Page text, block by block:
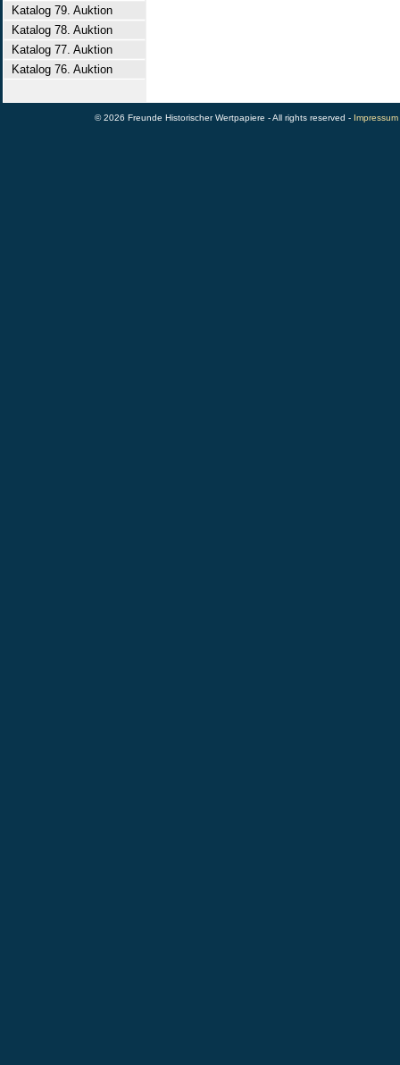
Katalog 79. Auktion
Katalog 78. Auktion
Katalog 77. Auktion
Katalog 76. Auktion
© 2026 Freunde Historischer Wertpapiere - All rights reserved - Impressum